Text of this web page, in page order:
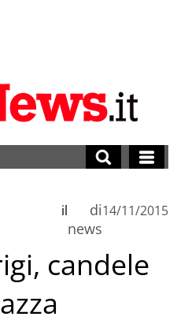
di
news
il 14/11/2015
candele